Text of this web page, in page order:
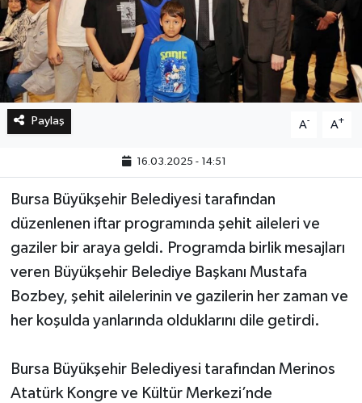
Paylaş A- A+
16.03.2025 - 14:51
Bursa Büyükşehir Belediyesi tarafından
düzenlenen iftar programında şehit aileleri ve
gaziler bir araya geldi. Programda birlik mesajları
veren Büyükşehir Belediye Başkanı Mustafa
Bozbey, şehit ailelerinin ve gazilerin her zaman ve
her koşulda yanlarında olduklarını dile getirdi.
Bursa Büyükşehir Belediyesi tarafından Merinos
Atatürk Kongre ve Kültür Merkezi’nde